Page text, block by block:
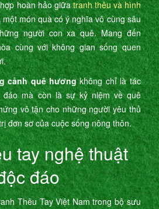
hoàn hảo giữatranh thêu và hình
món quà có ý nghĩa vô cùng sâu
người con xa quê. Mang đến
cùng với không gian sống quen
cảnh quê hươngkhông chỉ là tác
đáo mà còn là sự kỷ niệm về quê
vô tận cho những người yêu thủ
đơn sơ của cuộc sống nông thôn.
tay nghệ thuật
đáo
Thêu Tay Việt Nam trong bộ sưu